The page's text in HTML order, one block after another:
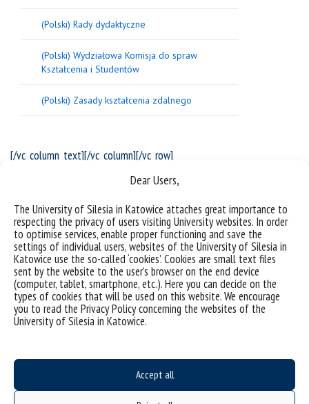
Dear Users,
The University of Silesia in Katowice attaches great importance to
respecting the privacy of users visiting University websites. In order
to optimise services, enable proper functioning and save the
settings of individual users, websites of the University of Silesia in
Katowice use the so-called ‘cookies’. Cookies are small text files
sent by the website to the user’s browser on the end device
(computer, tablet, smartphone, etc.). Here you can decide on the
types of cookies that will be used on this website. We encourage
you to read the Privacy Policy concerning the websites of the
University of Silesia in Katowice.
Accept all
[/vc_column_text][/vc_column][/vc_row]
[/vc_column_text][/vc_column][/vc_row]
[/vc_column_text][/vc_column][/vc_row]
(Polski) Rady dydaktyczne
(Polski) Wydziałowa Komisja do spraw
Kształcenia i Studentów
(Polski) Zasady kształcenia zdalnego